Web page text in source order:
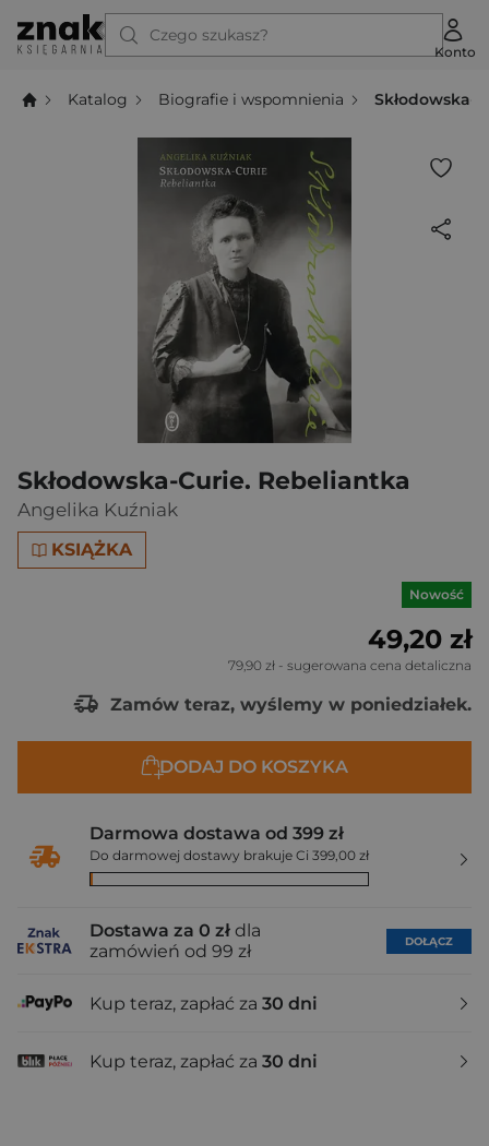
Czego szukasz?
Konto
Katalog Biografie i wspomnienia Skłodowska-
Skłodowska-Curie. Rebeliantka
Angelika Kuźniak
KSIĄŻKA
Nowość
49,20 zł
79,90 zł - sugerowana cena detaliczna
Zamów teraz, wyślemy w poniedziałek.
DODAJ DO KOSZYKA
Darmowa dostawa od 399 zł
Do darmowej dostawy brakuje Ci 399,00 zł
Dostawa za 0 zł dla
zamówień od 99 zł
DOŁĄCZ
Kup teraz, zapłać za 30 dni
Kup teraz, zapłać za 30 dni